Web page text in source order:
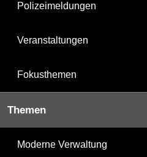
Polizeimeldungen
Veranstaltungen
Fokusthemen
Themen
Moderne Verwaltung